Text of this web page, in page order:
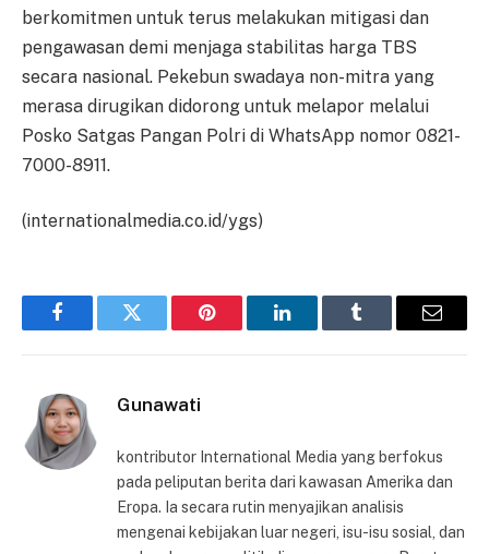
berkomitmen untuk terus melakukan mitigasi dan
pengawasan demi menjaga stabilitas harga TBS
secara nasional. Pekebun swadaya non-mitra yang
merasa dirugikan didorong untuk melapor melalui
Posko Satgas Pangan Polri di WhatsApp nomor 0821-
7000-8911.
(internationalmedia.co.id/ygs)
FacebookTwitter Pinterest LinkedInTumblr Email
Gunawati
kontributor International Media yang berfokus
pada peliputan berita dari kawasan Amerika dan
Eropa. Ia secara rutin menyajikan analisis
mengenai kebijakan luar negeri, isu-isu sosial, dan